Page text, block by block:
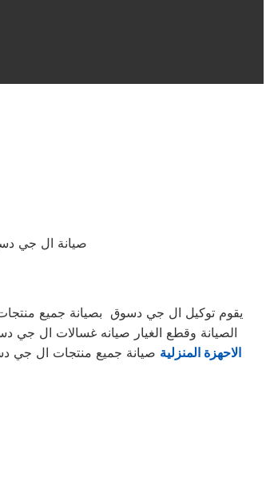
صيانة ال جي
يقوم توكيل ال جي دسوق بصيانة جميع
الصيانة وقطع الغيار صيانه غسالات ال
الاحهزة المنزلية صيانة جميع منتجات ال جي